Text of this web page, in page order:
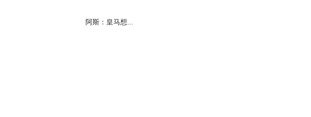
阿斯：皇马想...